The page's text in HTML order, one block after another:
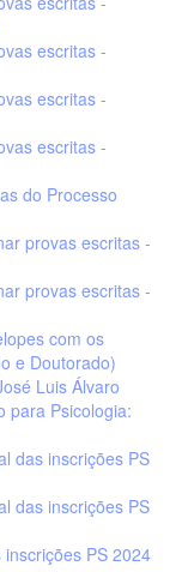
escritas -
escritas -
escritas -
do Processo
provas escritas -
provas escritas -
com os
e Doutorado)
Luis Álvaro
para Psicologia:
das inscrições PS
das inscrições PS
PS 2024